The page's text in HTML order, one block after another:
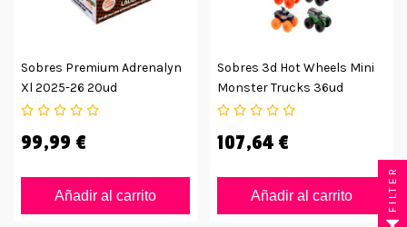
Sobres Premium Adrenalyn
Xl 2025-26 20ud
99,99 €
Añadir al carrito
Sobres 3d Hot Wheels Mini
Monster Trucks 36ud
107,64 €
Añadir al carrito FILTER